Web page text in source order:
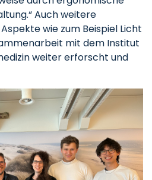
Auch weitere
wie zum Beispiel Licht
mit dem Institut
weiter erforscht und